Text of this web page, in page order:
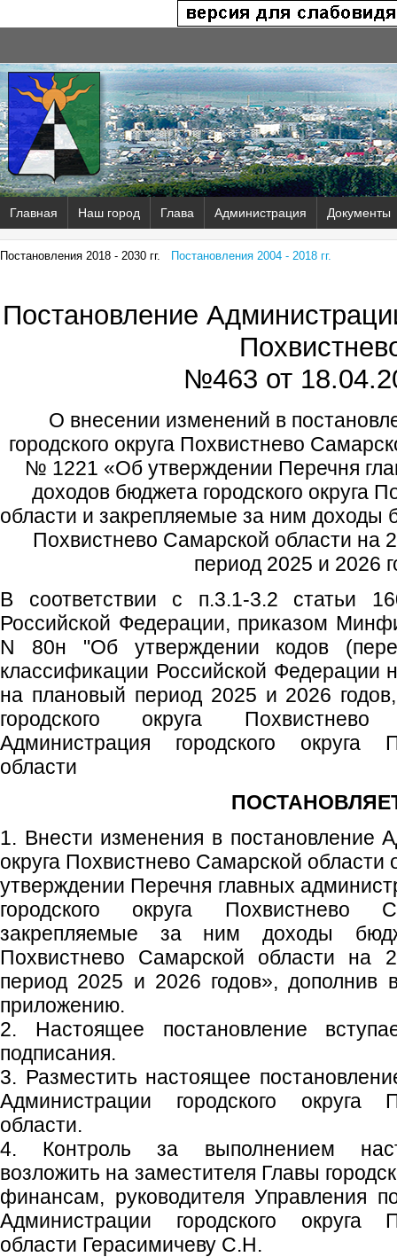
Главная Наш город Глава Администрация Документы
Постановления 2018 - 2030 гг. Постановления 2004 - 2018 гг.
Постановление
№463 от
О внесении изменений в
городского округа Похвистнево
№ 1221 «Об утверждении Перечня
доходов бюджета городского округа
области и закрепляемые за ним доходы
Похвистнево Самарской области на
период 2025 и 2026
В соответствии с п.3.1-3.2 статьи
Российской Федерации, приказом
N 80н "Об утверждении кодов
классификации Российской Федерации
на плановый период 2025 и 2026
городского округа
Администрация городского округа
области
1. Внести изменения в постановление
округа Похвистнево Самарской
утверждении Перечня главных
городского округа Похвистнево
закрепляемые за ним доходы
Похвистнево Самарской области на
период 2025 и 2026 годов», дополнив
приложению.
2. Настоящее постановление
подписания.
3. Разместить настоящее
Администрации городского округа
области.
4. Контроль за выполнением
возложить на заместителя Главы
финансам, руководителя Управления
Администрации городского округа
области Герасимичеву С.Н.